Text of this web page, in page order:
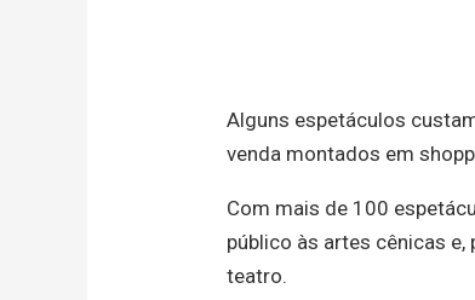
Alguns espetáculos
venda montados em
Com mais de 100
público às artes cênicas
teatro.